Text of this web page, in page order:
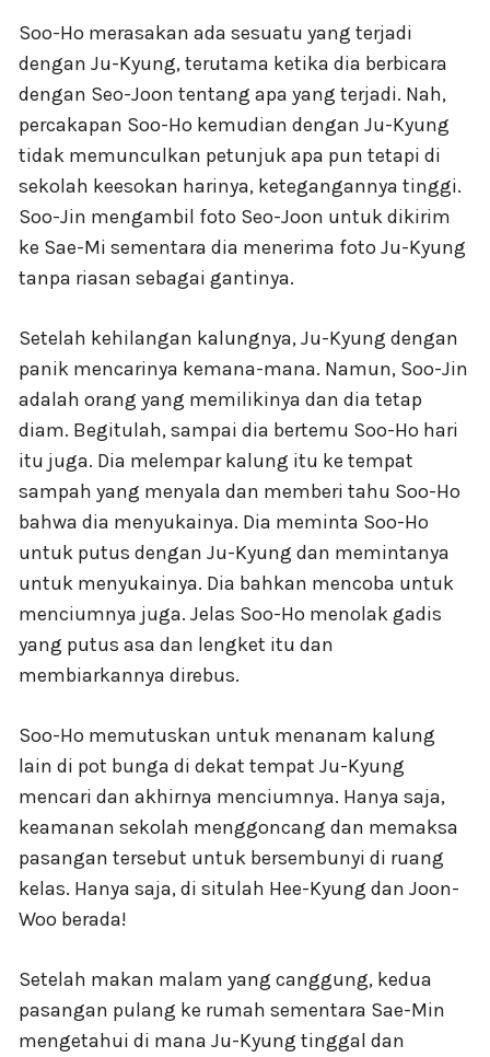
Soo-Ho merasakan ada sesuatu yang terjadi
dengan Ju-Kyung, terutama ketika dia berbicara
dengan Seo-Joon tentang apa yang terjadi. Nah,
percakapan Soo-Ho kemudian dengan Ju-Kyung
tidak memunculkan petunjuk apa pun tetapi di
sekolah keesokan harinya, ketegangannya tinggi.
Soo-Jin mengambil foto Seo-Joon untuk dikirim
ke Sae-Mi sementara dia menerima foto Ju-Kyung
tanpa riasan sebagai gantinya.
Setelah kehilangan kalungnya, Ju-Kyung dengan
panik mencarinya kemana-mana. Namun, Soo-Jin
adalah orang yang memilikinya dan dia tetap
diam. Begitulah, sampai dia bertemu Soo-Ho hari
itu juga. Dia melempar kalung itu ke tempat
sampah yang menyala dan memberi tahu Soo-Ho
bahwa dia menyukainya. Dia meminta Soo-Ho
untuk putus dengan Ju-Kyung dan memintanya
untuk menyukainya. Dia bahkan mencoba untuk
menciumnya juga. Jelas Soo-Ho menolak gadis
yang putus asa dan lengket itu dan
membiarkannya direbus.
Soo-Ho memutuskan untuk menanam kalung
lain di pot bunga di dekat tempat Ju-Kyung
mencari dan akhirnya menciumnya. Hanya saja,
keamanan sekolah menggoncang dan memaksa
pasangan tersebut untuk bersembunyi di ruang
kelas. Hanya saja, di situlah Hee-Kyung dan Joon-
Woo berada!
Setelah makan malam yang canggung, kedua
pasangan pulang ke rumah sementara Sae-Min
mengetahui di mana Ju-Kyung tinggal dan